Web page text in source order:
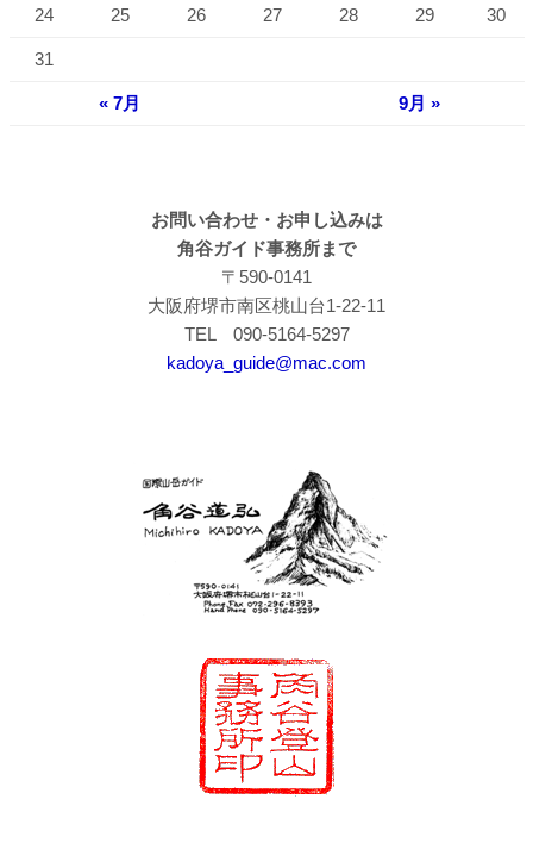
24 25 26 27 28 29 30
31
« 7月 9月 »
お問い合わせ・お申し込みは
角谷ガイド事務所まで
〒590-0141
大阪府堺市南区桃山台1-22-11
TEL 090-5164-5297
kadoya_guide@mac.com